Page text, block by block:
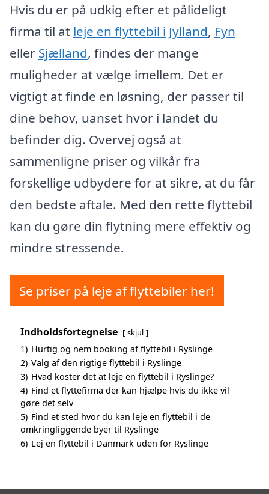
Hvis du er på udkig efter et pålideligt
firma til at leje en flyttebil i Jylland, Fyn
eller Sjælland, findes der mange
muligheder at vælge imellem. Det er
vigtigt at finde en løsning, der passer til
dine behov, uanset hvor i landet du
befinder dig. Overvej også at
sammenligne priser og vilkår fra
forskellige udbydere for at sikre, at du får
den bedste aftale. Med den rette flyttebil
kan du gøre din flytning mere effektiv og
mindre stressende.
Se priser på leje af flyttebiler her!
Indholdsfortegnelse skjul
1) Hurtig og nem booking af flyttebil i Ryslinge
2) Valg af den rigtige flyttebil i Ryslinge
3) Hvad koster det at leje en flyttebil i Ryslinge?
4) Find et flyttefirma der kan hjælpe hvis du ikke vil
gøre det selv
5) Find et sted hvor du kan leje en flyttebil i de
omkringliggende byer til Ryslinge
6) Lej en flyttebil i Danmark uden for Ryslinge